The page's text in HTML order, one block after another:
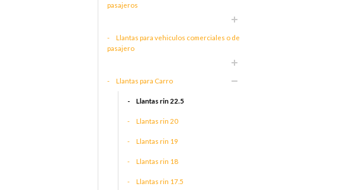
pasajeros
Llantas para vehiculos comerciales o de
pasajero
Llantas para Carro
Llantas rin 22.5
Llantas rin 20
Llantas rin 19
Llantas rin 18
Llantas rin 17.5